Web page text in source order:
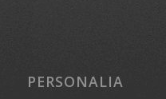
PERSONALIA